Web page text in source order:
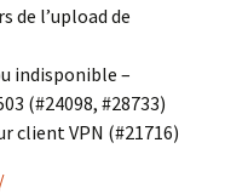
de l’upload de
indisponible –
(#24098, #28733)
client VPN (#21716)